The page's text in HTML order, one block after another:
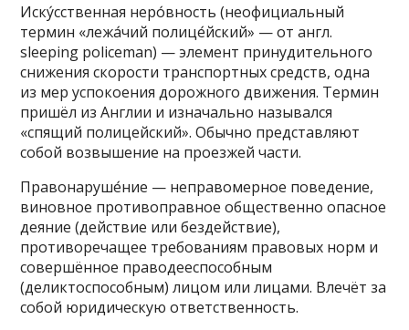
Иску́сственная неро́вность (неофициальный
термин «лежа́чий полице́йский» — от англ.
sleeping policeman) — элемент принудительного
снижения скорости транспортных средств, одна
из мер успокоения дорожного движения. Термин
пришёл из Англии и изначально назывался
«спящий полицейский». Обычно представляют
собой возвышение на проезжей части.
Правонаруше́ние — неправомерное поведение,
виновное противоправное общественно опасное
деяние (действие или бездействие),
противоречащее требованиям правовых норм и
совершённое праводееспособным
(деликтоспособным) лицом или лицами. Влечёт за
собой юридическую ответственность.